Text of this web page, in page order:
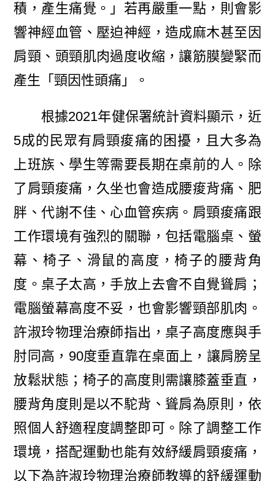
積，產生痛覺。」若再嚴重一點，則會影
響神經血管、壓迫神經，造成麻木甚至因
肩頸、頭頸肌肉過度收縮，讓筋膜變緊而
產生「頸因性頭痛」。
根據2021年健保署統計資料顯示，近
5成的民眾有肩頸痠痛的困擾，且大多為
上班族、學生等需要長期在桌前的人。除
了肩頸痠痛，久坐也會造成腰痠背痛、肥
胖、代謝不佳、心血管疾病。肩頸痠痛跟
工作環境有強烈的關聯，包括電腦桌、螢
幕、椅子、滑鼠的高度，椅子的腰背角
度。桌子太高，手放上去會不自覺聳肩；
電腦螢幕高度不妥，也會影響頸部肌肉。
許淑玲物理治療師指出，桌子高度應與手
肘同高，90度垂直靠在桌面上，讓肩膀呈
放鬆狀態；椅子的高度則需讓膝蓋垂直，
腰背角度則是以不駝背、聳肩為原則，依
照個人舒適程度調整即可。除了調整工作
環境，搭配運動也能有效紓緩肩頸痠痛，
以下為許淑玲物理治療師教導的舒緩運動